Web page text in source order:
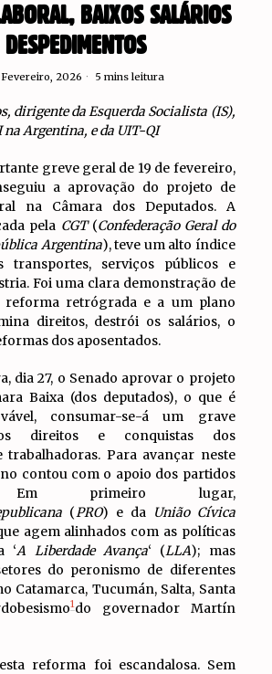
BAIXOS SALÁRIOS
2026 5 mins leitura
dirigente da Esquerda Socialista (IS),
na Argentina, e da UIT-QI
greve geral de 19 de fevereiro,
a aprovação do projeto de
na Câmara dos Deputados. A
pela CGT(Confederação Geral do
Argentina), teve um alto índice
transportes, serviços públicos e
Foi uma clara demonstração de
reforma retrógrada e a um plano
direitos, destrói os salários, o
dos aposentados.
dia 27, o Senado aprovar o projeto
Baixa (dos deputados), o que é
consumar-se-á um grave
direitos e conquistas dos
trabalhadoras. Para avançar neste
contou com o apoio dos partidos
Em primeiro lugar,
( PRO) e da
União Cívica
agem alinhados com as políticas
‘A Liberdade Avança‘ (LLA); mas
do peronismo de diferentes
Catamarca, Tucumán, Salta, Santa
1do governador Martín
reforma foi escandalosa. Sem